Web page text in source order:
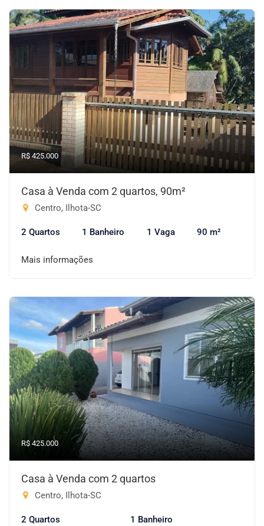
R$ 425.000
Casa à Venda com 2 quartos, 90m²
Centro, Ilhota-SC
2 Quartos 1 Banheiro 1 Vaga 90 m²
Mais informações
R$ 425.000
Casa à Venda com 2 quartos
Centro, Ilhota-SC
2 Quartos 1 Banheiro